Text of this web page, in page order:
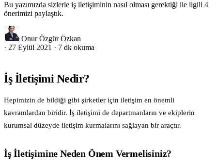
Bu yazımızda sizlerle iş iletişiminin nasıl olması gerektiği ile ilgili 4
önerimizi paylaştık.
Onur Özgür Özkan
· 27 Eylül 2021 · 7 dk okuma
İş İletişimi Nedir?
Hepimizin de bildiği gibi şirketler için iletişim en önemli
kavramlardan biridir. İş iletişimi de departmanların ve ekiplerin
kurumsal düzeyde iletişim kurmalarını sağlayan bir araçtır.
İş İletişimine Neden Önem Vermelisiniz?